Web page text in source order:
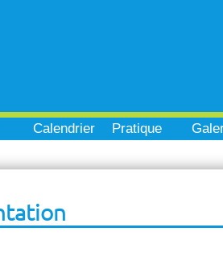
Calendrier Pratique